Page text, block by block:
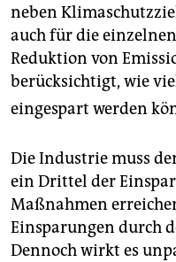
neben
auch für die
Reduktion von
berücksichtigt, wie
eingespart werden
Die Industrie muss
ein Drittel der
Maßnahmen
Einsparungen durch
Dennoch wirkt es